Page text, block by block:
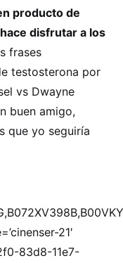
producto de
disfrutar a los
frases
testosterona por
vs Dwayne
buen amigo,
que yo seguiría
21′
83d8-11e7-